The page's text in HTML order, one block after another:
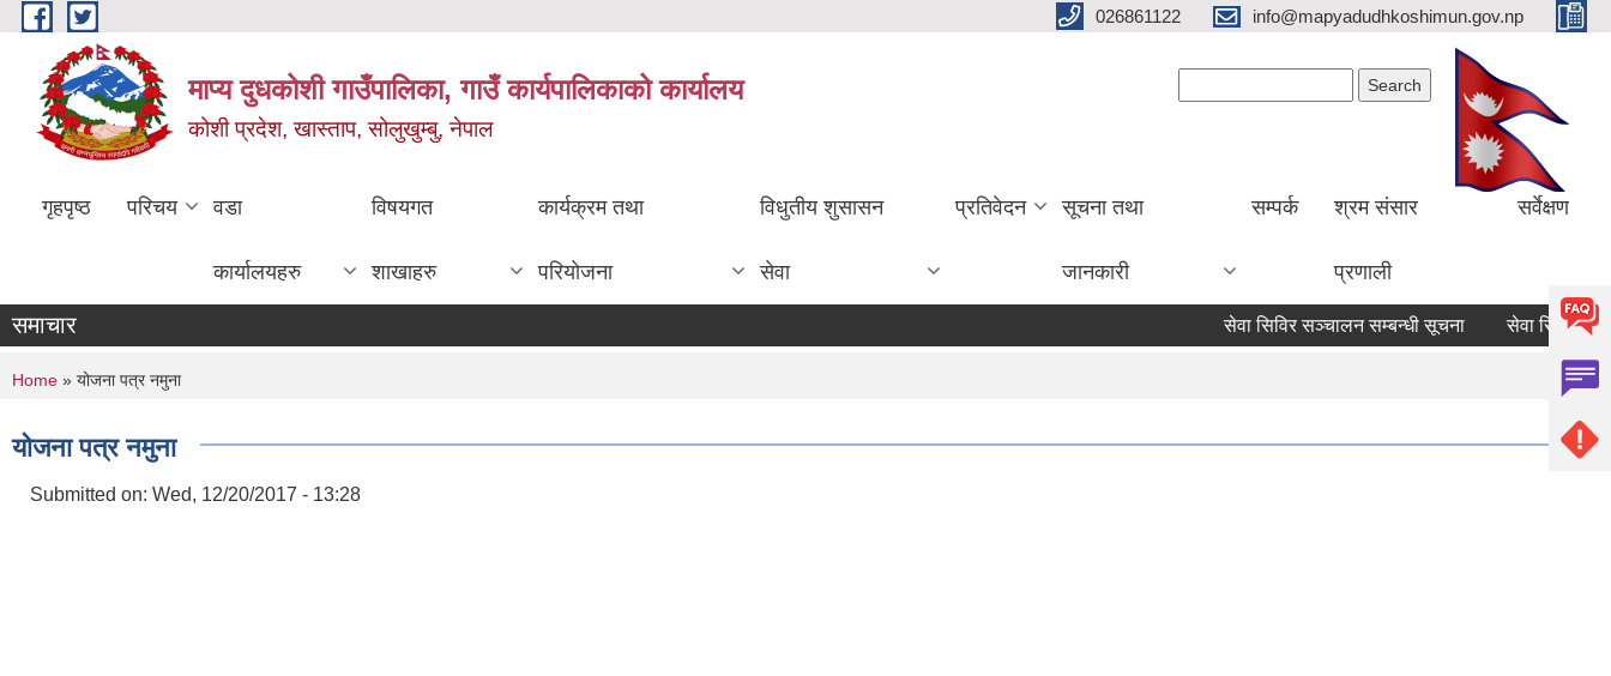
Skip to main content 026861122 info@mapyadudhkoshimun.gov.np
माप्य दुधकोशी गाउँपालिका, गाउँ कार्यपालिकाको कार्यालय
कोशी प्रदेश, खास्ताप, सोलुखुम्बु, नेपाल
गृहपृष्ठ परिचय वडा
कार्यालयहरु
विषयगत
शाखाहरु
कार्यक्रम तथा
परियोजना
विधुतीय शुसासन
सेवा
प्रतिवेदन सूचना तथा
जानकारी
सम्पर्क श्रम संसार
प्रणाली
सर्वेक्षण
समाचार सेवा सिविर सञ्चालन सम्बन्धी सूचना सेवा सिविर
You are here
Home » योजना पत्र नमुना
योजना पत्र नमुना
Submitted on: Wed, 12/20/2017 - 13:28